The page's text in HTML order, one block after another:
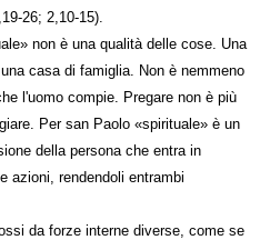
26; 2,10-15).
non è una qualità delle cose. Una
casa di famiglia. Non è nemmeno
l'uomo compie. Pregare non è più
Per san Paolo «spirituale» è un
della persona che entra in
azioni, rendendoli entrambi
da forze interne diverse, come se